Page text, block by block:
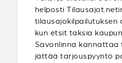
helposti
tilausajokilpailutuksen
kun etsit taksia
Savonlinna kannattaa
jättää tarjouspyyntö